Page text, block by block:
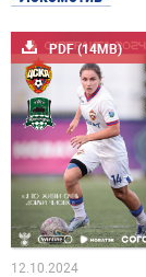
PDF (14MB)
12.10.2024